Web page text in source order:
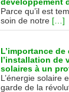
développement
Parce qu’il est
soin de notre […]
L’importance
l’installation de
solaires à un
L’énergie solaire
garde de la